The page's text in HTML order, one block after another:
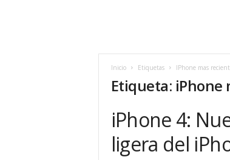
Inicio Etiquetas IPhone mas
Etiqueta: iPhone
iPhone 4:
ligera del